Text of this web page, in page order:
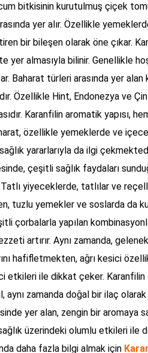
bitkisinin kurutulmuş çiçek
yer alır. Özellikle
bir bileşen olarak öne çıkar.
almasıyla bilinir. Genellikle
Baharat türleri arasında yer
Özellikle Hint, Endonezya ve
Karanfilin aromatik yapısı,
özellikle yemeklerde ve
yararlarıyla da ilgi
çeşitli sağlık faydaları
yiyeceklerde, tatlılar ve
tuzlu yemekler ve soslarda da
çorbalarla yapılan
artırır. Aynı zamanda,
hafifletmekten, ağrı kesici
etkileri ile dikkat çeker. Karanfilin
zamanda doğal bir ilaç olarak
yer alan, zengin bir aromaya
üzerindeki olumlu etkileri ile
daha fazla bilgi almak için